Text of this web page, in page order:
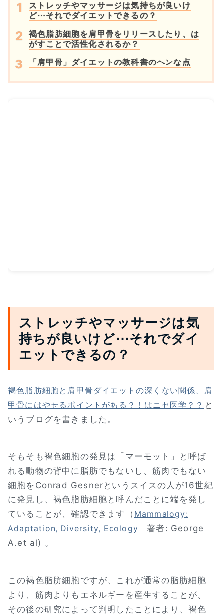
ストレッチやマッサージは気持ちが良いけ
ど⋯それでダイエットできるの？
褐色脂肪細胞を肩甲骨をリリースしたり、は
がすことで活性化されるか？
「肩甲骨」ダイエットの教科書のヘンな点
ストレッチやマッサージは気
持ちが良いけど⋯それでダイ
エットできるの？
褐色脂肪細胞と肩甲骨ダイエットの深くない関係、肩
甲骨にはやせるポイントがある？！はニセ医学？？ と
いうブログを書きました。
そもそも褐色細胞の発見は「マーモット」と呼ば
れる動物の背中に脂肪でもないし、筋肉でもない
細胞をConrad Gesnerというスイスの人が16世紀
に発見し、褐色脂肪細胞と呼んだことに端を発し
ていることが、確認できます（ Mammalogy:
Adaptation, Diversity, Ecology著者: George
A.et al) 。
この褐色脂肪細胞ですが、これが通常の脂肪細胞
より、筋肉よりもエネルギーを産生することが、
その後の研究によって判明したことにより、褐色